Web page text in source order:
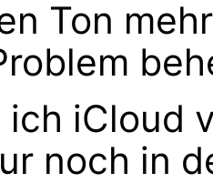
Ton
ich iCloud
noch in